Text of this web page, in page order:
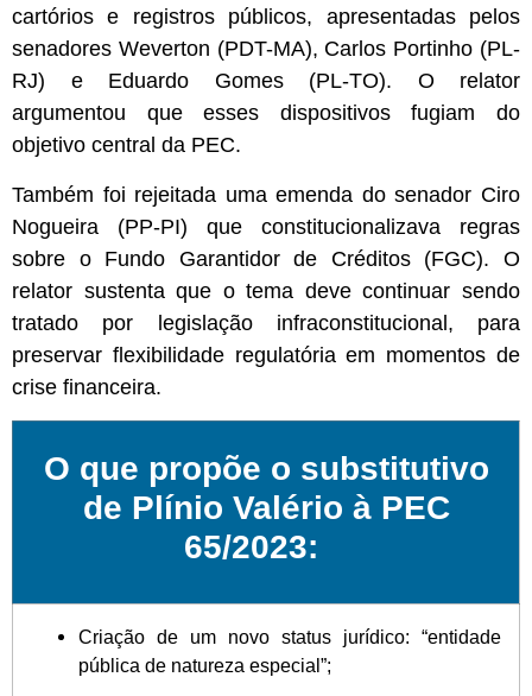
cartórios e registros públicos, apresentadas pelos
senadores Weverton (PDT-MA), Carlos Portinho (PL-
RJ) e Eduardo Gomes (PL-TO). O relator
argumentou que esses dispositivos fugiam do
objetivo central da PEC.
Também foi rejeitada uma emenda do senador Ciro
Nogueira (PP-PI) que constitucionalizava regras
sobre o Fundo Garantidor de Créditos (FGC). O
relator sustenta que o tema deve continuar sendo
tratado por legislação infraconstitucional, para
preservar flexibilidade regulatória em momentos de
crise financeira.
O que propõe o substitutivo
de Plínio Valério à PEC
65/2023:
Criação de um novo status jurídico: “entidade
pública de natureza especial”;